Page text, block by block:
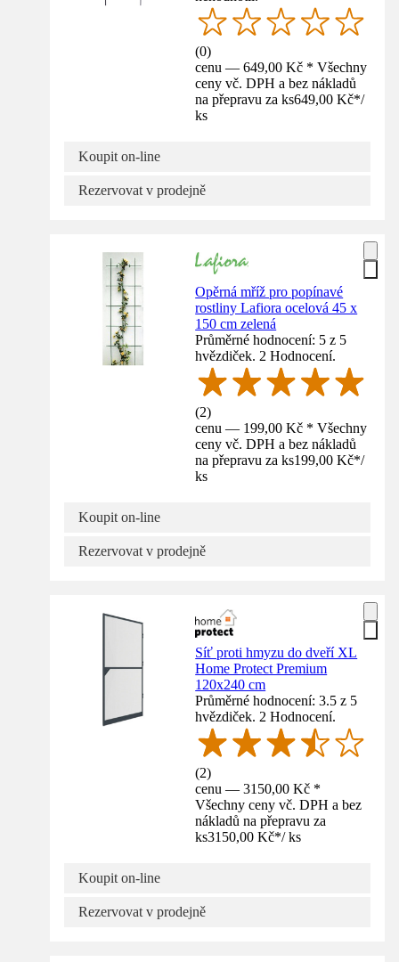
(0)
cenu — 649,00 Kč * Všechny
ceny vč. DPH a bez nákladů
na přepravu za ks649,00 Kč*/
ks
Koupit on-line
Rezervovat v prodejně
Opěrná mříž pro popínavé
rostliny Lafiora ocelová 45 x
150 cm zelená
Průměrné hodnocení: 5 z 5
hvězdiček. 2 Hodnocení.
(2)
cenu — 199,00 Kč * Všechny
ceny vč. DPH a bez nákladů
na přepravu za ks199,00 Kč*/
ks
Koupit on-line
Rezervovat v prodejně
Síť proti hmyzu do dveří XL
Home Protect Premium
120x240 cm
Průměrné hodnocení: 3.5 z 5
hvězdiček. 2 Hodnocení.
(2)
cenu — 3150,00 Kč *
Všechny ceny vč. DPH a bez
nákladů na přepravu za
ks3150,00 Kč*/ ks
Koupit on-line
Rezervovat v prodejně